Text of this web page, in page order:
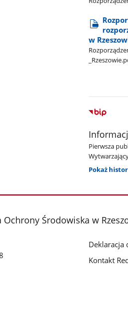
w
Pierwsza
Pokaż
Ochrony Środowiska w
Deklaracja
Kontakt